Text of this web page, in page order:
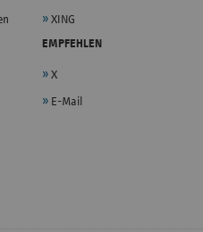
XING
EMPFEHLEN
X
E-Mail